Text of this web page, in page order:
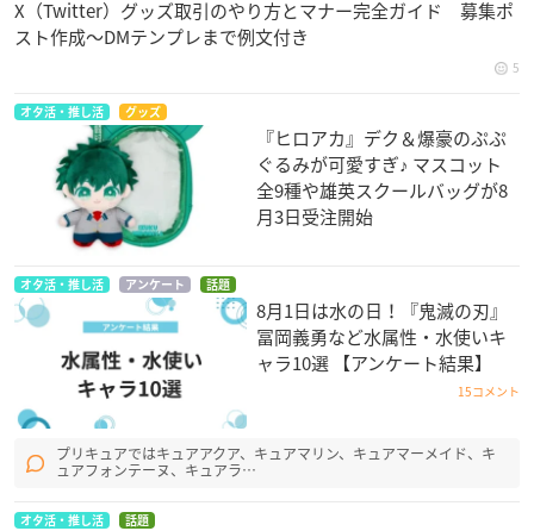
X（Twitter）グッズ取引のやり方とマナー完全ガイド 募集ポ
スト作成〜DMテンプレまで例文付き
5
オタ活・推し活 グッズ
『ヒロアカ』デク＆爆豪のぷぷ
ぐるみが可愛すぎ♪ マスコット
全9種や雄英スクールバッグが8
月3日受注開始
オタ活・推し活 アンケート 話題
8月1日は水の日！『鬼滅の刃』
冨岡義勇など水属性・水使いキ
ャラ10選 【アンケート結果】
15コメント
プリキュアではキュアアクア、キュアマリン、キュアマーメイド、キ
ュアフォンテーヌ、キュアラ…
オタ活・推し活 話題